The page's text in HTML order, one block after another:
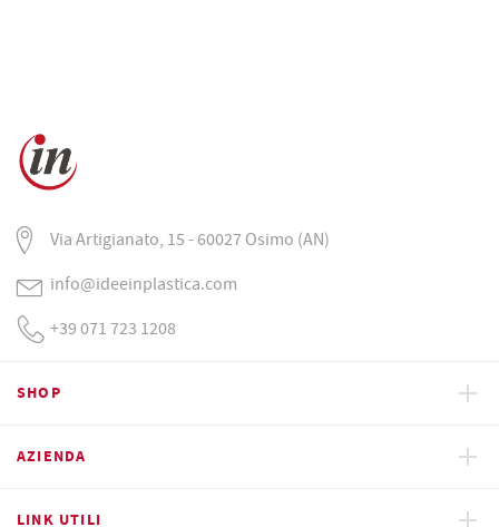
Via Artigianato, 15 - 60027 Osimo (AN)
info@ideeinplastica.com
+39 071 723 1208
SHOP
AZIENDA
LINK UTILI